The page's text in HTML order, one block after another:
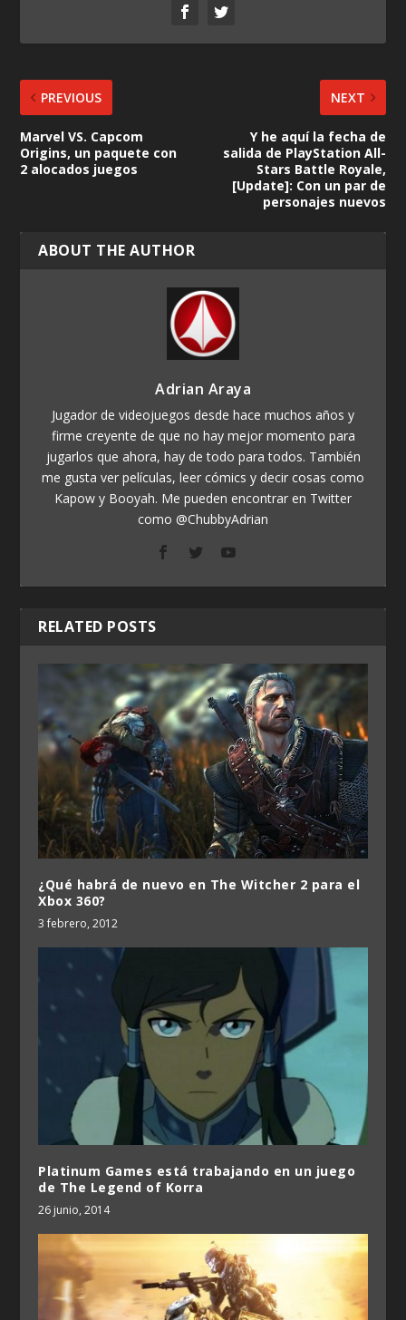
PREVIOUS
Marvel VS. Capcom
Origins, un paquete con
2 alocados juegos
NEXT
Y he aquí la fecha de
salida de PlayStation All-
Stars Battle Royale,
[Update]: Con un par de
personajes nuevos
ABOUT THE AUTHOR
Adrian Araya
Jugador de videojuegos desde hace muchos años y
firme creyente de que no hay mejor momento para
jugarlos que ahora, hay de todo para todos. También
me gusta ver películas, leer cómics y decir cosas como
Kapow y Booyah. Me pueden encontrar en Twitter
como @ChubbyAdrian
RELATED POSTS
¿Qué habrá de nuevo en The Witcher 2 para el
Xbox 360?
3 febrero, 2012
Platinum Games está trabajando en un juego
de The Legend of Korra
26 junio, 2014